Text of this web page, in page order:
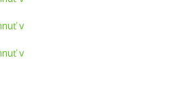
v
v